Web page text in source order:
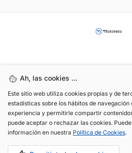
Ah, las cookies ...
Este sitio web utiliza cookies propias y de
estadísticas sobre los hábitos de
experiencia y permitirle compartir
puede aceptar o rechazar las cookies.
información en nuestra Política de Cookies.